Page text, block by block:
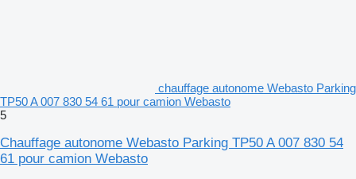
chauffage autonome Webasto Parking
TP50 A 007 830 54 61 pour camion Webasto
5
Chauffage autonome Webasto Parking TP50 A 007 830 54
61 pour camion Webasto